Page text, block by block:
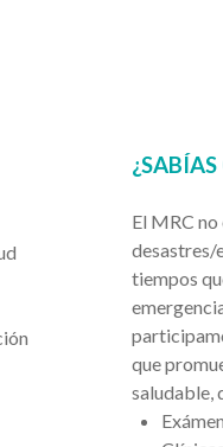
¿SABÍAS
El MRC no
desastres/
tiempos
que
saludable,